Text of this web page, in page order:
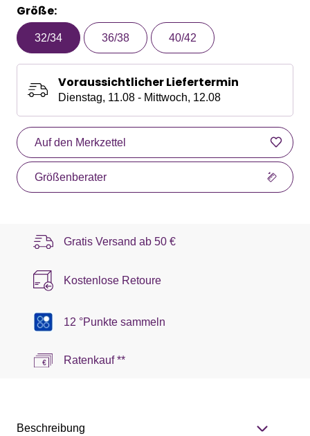
Größe:
32/34 36/38 40/42
Voraussichtlicher Liefertermin
Dienstag, 11.08 - Mittwoch, 12.08
Auf den Merkzettel
Größenberater
Gratis Versand ab 50 €
Kostenlose Retoure
12 °Punkte sammeln
Ratenkauf **
Beschreibung